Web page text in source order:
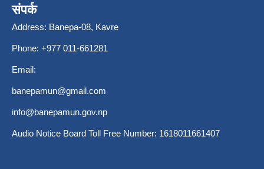
संपर्क
Address: Banepa-08, Kavre
Phone: +977 011-661281
Email:
banepamun@gmail.com
info@banepamun.gov.np
Audio Notice Board Toll Free Number: 1618011661407